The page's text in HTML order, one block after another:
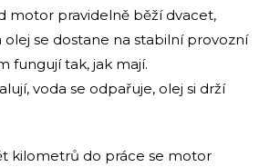
motor pravidelně běží dvacet,
se dostane na stabilní provozní
fungují tak, jak mají.
voda se odpařuje, olej si drží
kilometrů do práce se motor